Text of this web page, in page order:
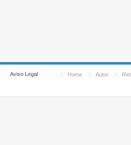
Aviso Legal / Home / Autor /